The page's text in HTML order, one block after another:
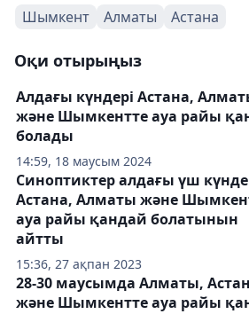
Шымкент Алматы Астана
Оқи отырыңыз
14:59, 18 маусым 2024
Алдағы күндері Астана,
және Шымкентте ауа райы
болады
15:36, 27 ақпан 2023
Синоптиктер алдағы үш күнде
Астана, Алматы және
ауа райы қандай болатынын
айтты
28-30 маусымда Алматы,
және Шымкентте ауа райы